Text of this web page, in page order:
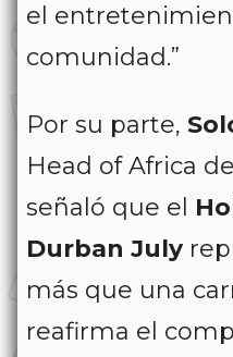
el
comunidad.”
Por su parte,
Head of Africa
señaló que el
Durban July
más que una
reafirma el